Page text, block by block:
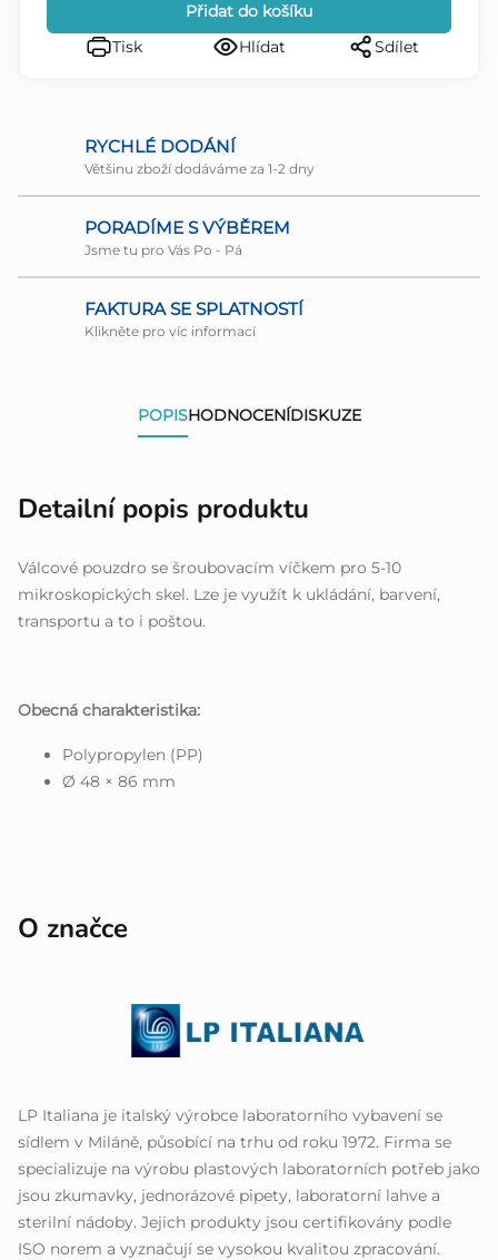
Přidat do košíku
Tisk
Hlídat Sdílet
RYCHLÉ DODÁNÍ
Většinu zboží dodáváme za 1-2 dny
PORADÍME S VÝBĚREM
Jsme tu pro Vás Po - Pá
FAKTURA SE SPLATNOSTÍ
Klikněte pro víc informací
POPISHODNOCENÍDISKUZE
Detailní popis produktu
Válcové pouzdro se šroubovacím víčkem pro 5-10
mikroskopických skel. Lze je využít k ukládání, barvení,
transportu a to i poštou.
Obecná charakteristika:
Polypropylen (PP)
Ø 48 × 86 mm
O značce
LP Italiana je italský výrobce laboratorního vybavení se
sídlem v Miláně, působící na trhu od roku 1972. Firma se
specializuje na výrobu plastových laboratorních potřeb jako
jsou zkumavky, jednorázové pipety, laboratorní lahve a
sterilní nádoby. Jejich produkty jsou certifikovány podle
ISO norem a vyznačují se vysokou kvalitou zpracování.